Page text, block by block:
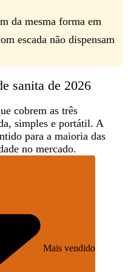
da mesma forma em
escada não dispensam
sanita de 2026
cobrem as três
simples e portátil. A
para a maioria das
no mercado.
Mais vendido